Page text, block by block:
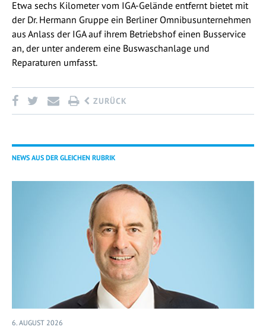
Etwa sechs Kilometer vom IGA-Gelände entfernt bietet mit
der Dr. Hermann Gruppe ein Berliner Omnibusunternehmen
aus Anlass der IGA auf ihrem Betriebshof einen Busservice
an, der unter anderem eine Buswaschanlage und
Reparaturen umfasst.
ZURÜCK
NEWS AUS DER GLEICHEN RUBRIK
6. AUGUST 2026